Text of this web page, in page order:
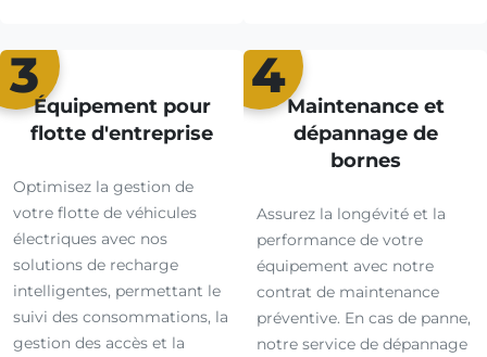
3
Équipement pour
flotte d'entreprise
Optimisez la gestion de
votre flotte de véhicules
électriques avec nos
solutions de recharge
intelligentes, permettant le
suivi des consommations, la
gestion des accès et la
4
Maintenance et
dépannage de
bornes
Assurez la longévité et la
performance de votre
équipement avec notre
contrat de maintenance
préventive. En cas de panne,
notre service de dépannage